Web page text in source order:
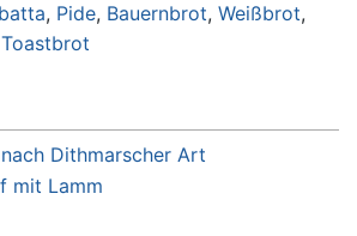
, Pide, Bauernbrot, Weißbrot,
Toastbrot
Dithmarscher Art
mit Lamm